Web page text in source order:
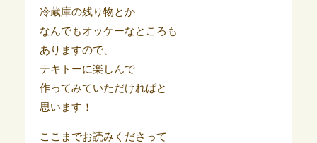
冷蔵庫の残り物とか
なんでもオッケーなところも
ありますので、
テキトーに楽しんで
作ってみていただければと
思います！
ここまでお読みくださって